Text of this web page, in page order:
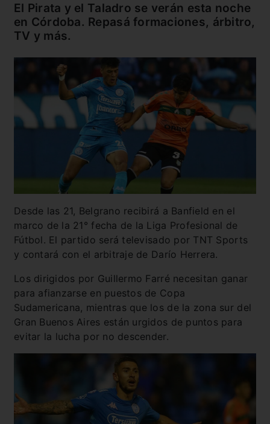
El Pirata y el Taladro se verán esta noche
en Córdoba. Repasá formaciones, árbitro,
TV y más.
Desde las 21, Belgrano recibirá a Banfield en el
marco de la 21° fecha de la Liga Profesional de
Fútbol. El partido será televisado por TNT Sports
y contará con el arbitraje de Darío Herrera.
Los dirigidos por Guillermo Farré necesitan ganar
para afianzarse en puestos de Copa
Sudamericana, mientras que los de la zona sur del
Gran Buenos Aires están urgidos de puntos para
evitar la lucha por no descender.